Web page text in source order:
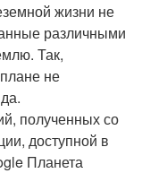
жизни не
различными
Так,
не
полученных со
доступной в
Планета